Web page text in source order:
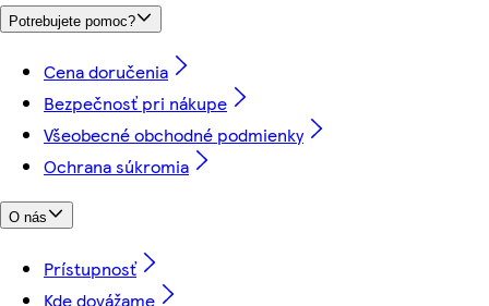
Potrebujete pomoc?
Cena doručenia
Bezpečnosť pri nákupe
Všeobecné obchodné podmienky
Ochrana súkromia
O nás
Prístupnosť
Kde dovážame